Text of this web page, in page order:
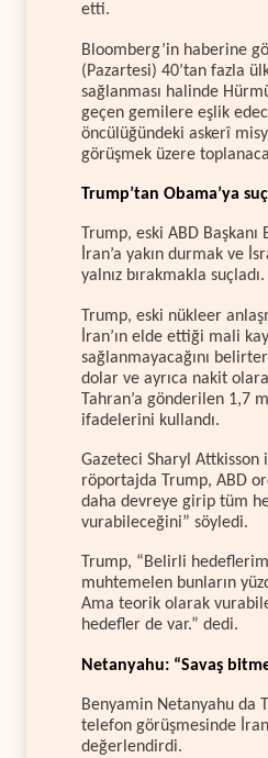
etti.
Bloomberg’in haberine
(Pazartesi) 40’tan fazla
sağlanması halinde
geçen gemilere eşlik
öncülüğündeki askerî
görüşmek üzere
Trump’tan Obama’ya
Trump, eski ABD Başkanı
İran’a yakın durmak ve
yalnız bırakmakla suçladı.
Trump, eski nükleer
İran’ın elde ettiği mali
sağlanmayacağını
dolar ve ayrıca nakit
Tahran’a gönderilen 1,7
ifadelerini kullandı.
Gazeteci Sharyl Attkisson
röportajda Trump, ABD
daha devreye girip tüm
vurabileceğini” söyledi.
Trump, “Belirli
muhtemelen bunların
Ama teorik olarak
hedefler de var.” dedi.
Netanyahu: “Savaş
Benyamin Netanyahu da
telefon görüşmesinde
değerlendirdi.